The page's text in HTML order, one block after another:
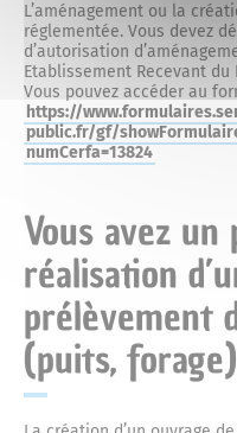
Reconnaissance
Déchèteries
L’aménagement ou la
réglementée. Vous devez
d’autorisation
Etablissement Recevant du
Vous pouvez accéder au
https://
public.fr/gf/
numCerfa=13824
Vous avez
réalisation
prélèvement
(puits, forage)